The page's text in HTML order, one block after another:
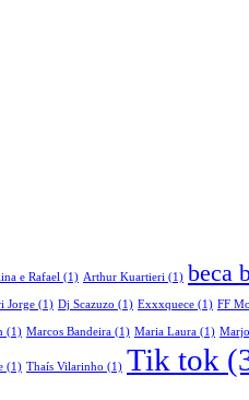
e Rafael (1) Arthur Kuartieri (1) beca
Jorge (1) Dj Scazuzo (1) Exxxquece (1) FF
(1) Marcos Bandeira (1) Maria Laura (1)
(1) Thaís Vilarinho (1) Tik tok